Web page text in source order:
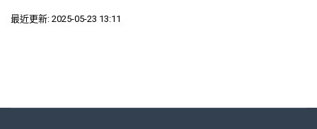
最近更新: 2025-05-23 13:11